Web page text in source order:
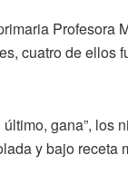
Profesora
cuatro de ellos
gana”, los
y bajo receta